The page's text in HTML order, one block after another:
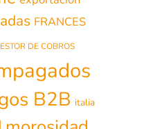
FRANCES
DE COBROS
B2B italia